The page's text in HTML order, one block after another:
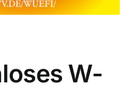
W-